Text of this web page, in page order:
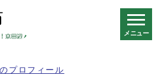
メニュー
プロフィール